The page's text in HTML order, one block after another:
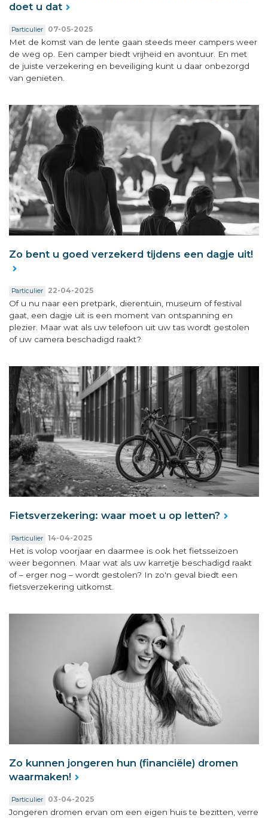
doet u dat
Particulier 07-05-2025
Met de komst van de lente gaan steeds meer campers weer
de weg op. Een camper biedt vrijheid en avontuur. En met
de juiste verzekering en beveiliging kunt u daar onbezorgd
van genieten.
Zo bent u goed verzekerd tijdens een dagje uit!
Particulier 22-04-2025
Of u nu naar een pretpark, dierentuin, museum of festival
gaat, een dagje uit is een moment van ontspanning en
plezier. Maar wat als uw telefoon uit uw tas wordt gestolen
of uw camera beschadigd raakt?
Fietsverzekering: waar moet u op letten?
Particulier 14-04-2025
Het is volop voorjaar en daarmee is ook het fietsseizoen
weer begonnen. Maar wat als uw karretje beschadigd raakt
of – erger nog – wordt gestolen? In zo'n geval biedt een
fietsverzekering uitkomst.
Zo kunnen jongeren hun (financiële) dromen
waarmaken!
Particulier 03-04-2025
Jongeren dromen ervan om een eigen huis te bezitten, verre